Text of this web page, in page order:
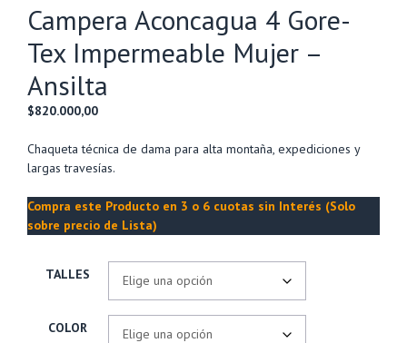
Campera Aconcagua 4 Gore-
Tex Impermeable Mujer –
Ansilta
$820.000,00
Chaqueta técnica de dama para alta montaña, expediciones y
largas travesías.
Compra este Producto en 3 o 6 cuotas sin Interés (Solo
sobre precio de Lista)
TALLES
COLOR